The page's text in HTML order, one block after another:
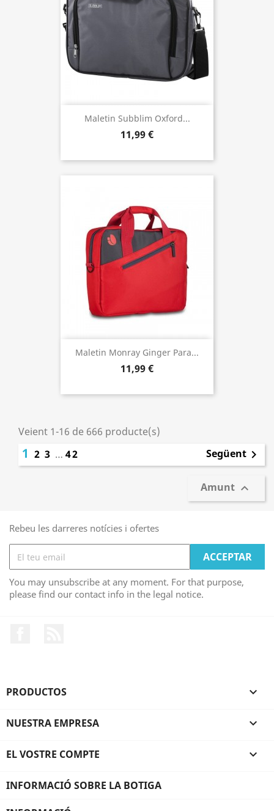
Maletin Subblim Oxford...
11,99 €
Maletin Monray Ginger Para...
11,99 €
Veient 1-16 de 666 producte(s)
1 2 3 … 42 Següent 
Amunt 
Rebeu les darreres notícies i ofertes
You may unsubscribe at any moment. For that purpose,
please find our contact info in the legal notice.
PRODUCTOS 
NUESTRA EMPRESA 
EL VOSTRE COMPTE 
INFORMACIÓ SOBRE LA BOTIGA